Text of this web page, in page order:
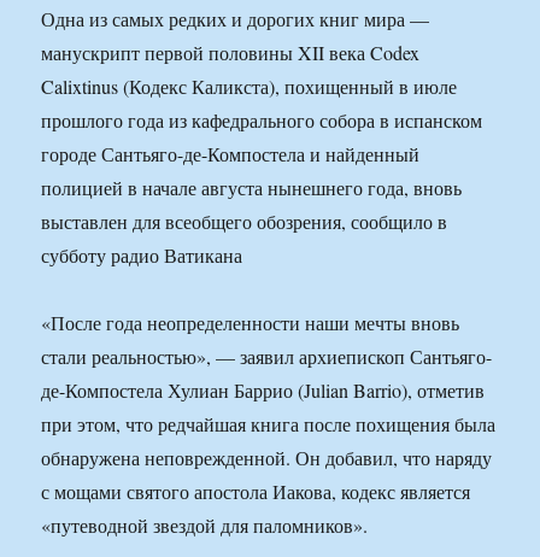
Одна из самых редких и дорогих книг мира —
манускрипт первой половины XII века Codex
Calixtinus (Кодекс Каликста), похищенный в июле
прошлого года из кафедрального собора в испанском
городе Сантьяго-де-Компостела и найденный
полицией в начале августа нынешнего года, вновь
выставлен для всеобщего обозрения, сообщило в
субботу радио Ватикана
«После года неопределенности наши мечты вновь
стали реальностью», — заявил архиепископ Сантьяго-
де-Компостела Хулиан Баррио (Julian Barrio), отметив
при этом, что редчайшая книга после похищения была
обнаружена неповрежденной. Он добавил, что наряду
с мощами святого апостола Иакова, кодекс является
«путеводной звездой для паломников».